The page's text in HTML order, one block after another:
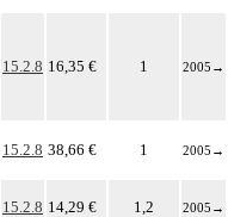
15.2.8 16,35 € 1 2005 →
15.2.8 38,66 € 1 2005 →
15.2.8 14,29 € 1,2 2005 →